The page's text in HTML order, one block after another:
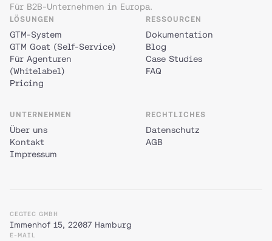
Für B2B-Unternehmen in Europa.
LÖSUNGEN
GTM-System
GTM Goat (Self-Service)
Für Agenturen
(Whitelabel)
Pricing
RESSOURCEN
Dokumentation
Blog
Case Studies
FAQ
UNTERNEHMEN
Über uns
Kontakt
Impressum
RECHTLICHES
Datenschutz
AGB
CEGTEC GMBH
Immenhof 15, 22087 Hamburg
E-MAIL